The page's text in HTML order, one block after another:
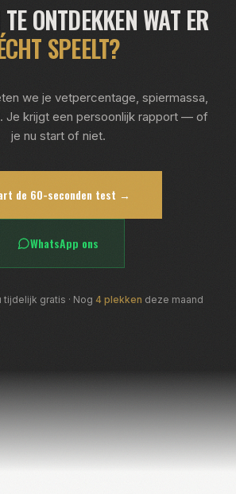
ONTDEKKEN WAT ER
SPEELT?
we je vetpercentage, spiermassa,
Je krijgt een persoonlijk rapport — of
je nu start of niet.
de 60-seconden test →
WhatsApp ons
gratis · Nog 4 plekken deze maand